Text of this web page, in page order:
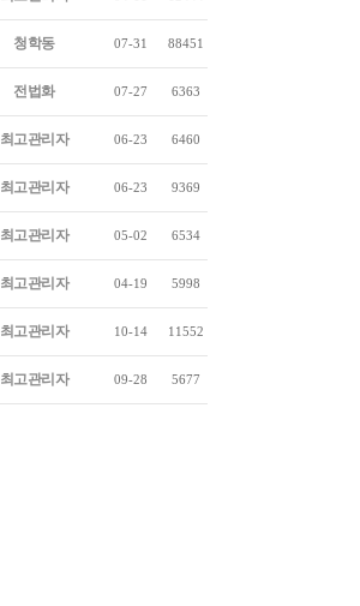
청학동 07-31 88451
전법화 07-27 6363
최고관리자 06-23 6460
최고관리자 06-23 9369
최고관리자 05-02 6534
최고관리자 04-19 5998
최고관리자 10-14 11552
최고관리자 09-28 5677